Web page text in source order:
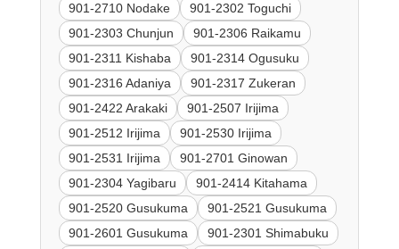
901-2710 Nodake
901-2302 Toguchi
901-2303 Chunjun
901-2306 Raikamu
901-2311 Kishaba
901-2314 Ogusuku
901-2316 Adaniya
901-2317 Zukeran
901-2422 Arakaki
901-2507 Irijima
901-2512 Irijima
901-2530 Irijima
901-2531 Irijima
901-2701 Ginowan
901-2304 Yagibaru
901-2414 Kitahama
901-2520 Gusukuma
901-2521 Gusukuma
901-2601 Gusukuma
901-2301 Shimabuku